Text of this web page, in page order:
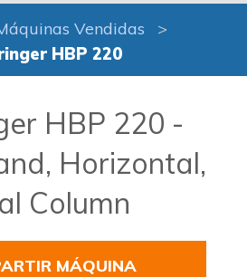
Vendidas
HBP 220
HBP 220 -
Horizontal,
Column
MÁQUINA